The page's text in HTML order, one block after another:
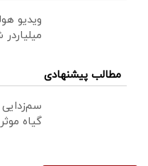
ویدیو
مطالب پیشنهادی
گیاه موثر ۵۵٪ تخفیف